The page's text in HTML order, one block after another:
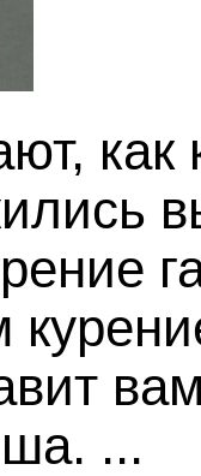
как
...